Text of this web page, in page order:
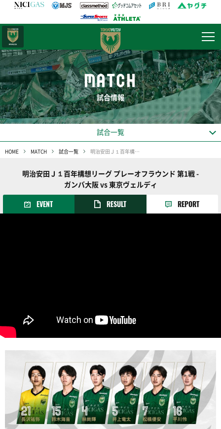
MATCH
試合情報
試合一覧
HOME MATCH 試合一覧 明治安田Ｊ１百年構想リーグ プレーオフラウンド 第1戦
明治安田Ｊ１百年構想リーグ プレーオフラウンド 第1戦 -
ガンバ大阪 vs 東京ヴェルディ
EVENT RESULT REPORT